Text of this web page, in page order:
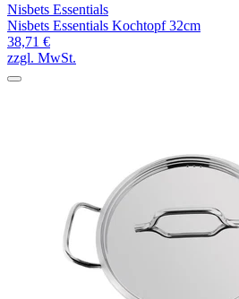
Nisbets Essentials
Nisbets Essentials Kochtopf 32cm
38,71 €
zzgl. MwSt.